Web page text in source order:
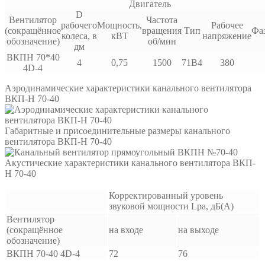
Двигатель
Вентилятор
(сокращённое
обозначение)
D
рабочего
колеса, в
дм
Мощность,
кВТ
Частота
вращения
об/мин
Тип
Рабочее
напряжение
ВКПН 70*40
4D-4
4 0,75 1500 71B4 380
Аэродинамические характеристики канального вентилятора
ВКП-Н 70-40
Габаритные и присоединительные размеры канального
вентилятора ВКП-Н 70-40
Акустические характеристики канального вентилятора ВКП-
Н 70-40
Корректированный уровень
звуковой мощности Lpa, дБ(А)
Вентилятор
(сокращённое
обозначение)
на входе на выходе
ВКПН 70-40 4D-4 72 76